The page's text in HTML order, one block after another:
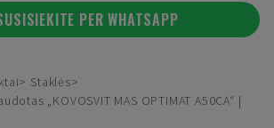
PER WHATSAPP
Staklės
„KOVOSVIT MAS OPTIMAT A50CA“ |